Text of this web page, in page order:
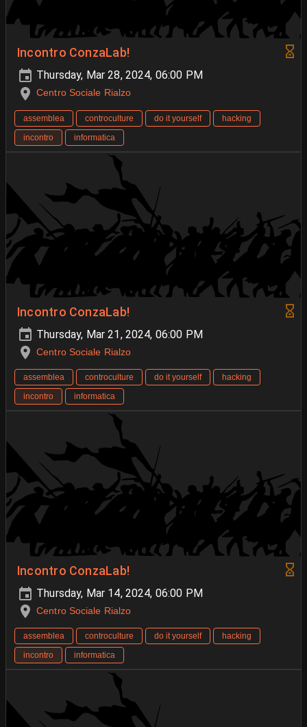
Incontro ConzaLab!
Thursday, Mar 28, 2024, 06:00 PM
Centro Sociale Rialzo
assemblea controculture do it yourself
hacking
incontro
informatica
Incontro ConzaLab!
Thursday, Mar 21, 2024, 06:00 PM
Centro Sociale Rialzo
assemblea controculture do it yourself
hacking
incontro
informatica
Incontro ConzaLab!
Thursday, Mar 14, 2024, 06:00 PM
Centro Sociale Rialzo
assemblea controculture do it yourself
hacking
incontro
informatica